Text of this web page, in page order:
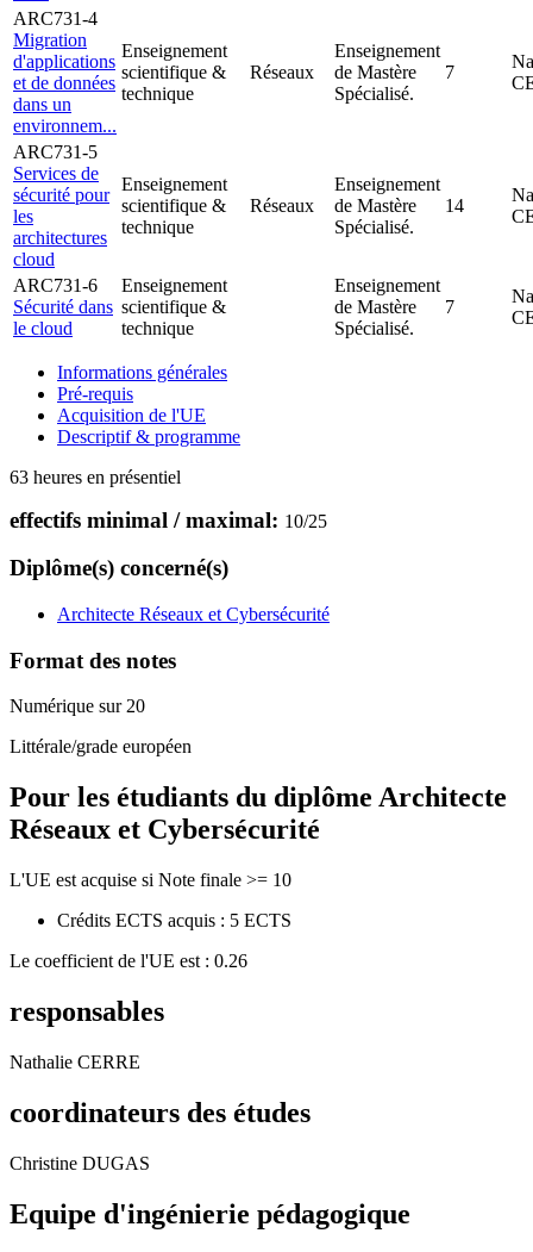
ARC731-4
Migration
d'applications
et de données
dans un
environnem...
Enseignement
scientifique &
technique
Réseaux
Enseignement
de Mastère
Spécialisé.
7
ARC731-5
Services de
sécurité pour
les
architectures
cloud
Enseignement
scientifique &
technique
Réseaux
Enseignement
de Mastère
Spécialisé.
14
ARC731-6
Sécurité dans
le cloud
Enseignement
scientifique &
technique
Enseignement
de Mastère
Spécialisé.
7
Informations générales
Pré-requis
Acquisition de l'UE
Descriptif & programme
63 heures en présentiel
effectifs minimal / maximal: 10/25
Diplôme(s) concerné(s)
Architecte Réseaux et Cybersécurité
Format des notes
Numérique sur 20
Littérale/grade européen
Pour les étudiants du diplôme Architecte
Réseaux et Cybersécurité
L'UE est acquise si Note finale >= 10
Crédits ECTS acquis : 5 ECTS
Le coefficient de l'UE est : 0.26
responsables
Nathalie CERRE
coordinateurs des études
Christine DUGAS
Equipe d'ingénierie pédagogique